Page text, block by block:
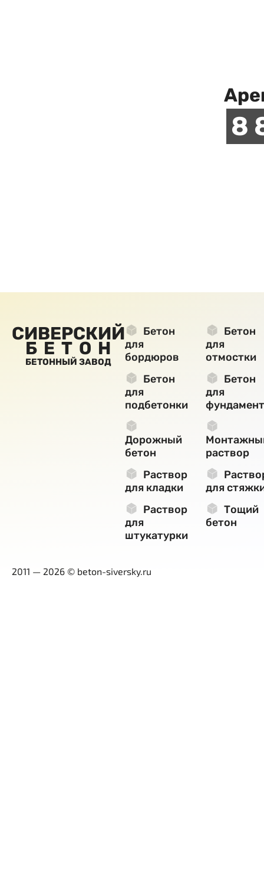
8
СИВЕРСКИЙ
БЕТОН
БЕТОННЫЙ ЗАВОД
Бетон
для
бордюров
Бетон
для
отмостки
Бетон
для
подбетонки
Бетон
для
Дорожный
бетон
раствор
Раствор
для кладки
для
Раствор
для
штукатурки
Тощий
бетон
2011 — 2026 © beton-siversky.ru